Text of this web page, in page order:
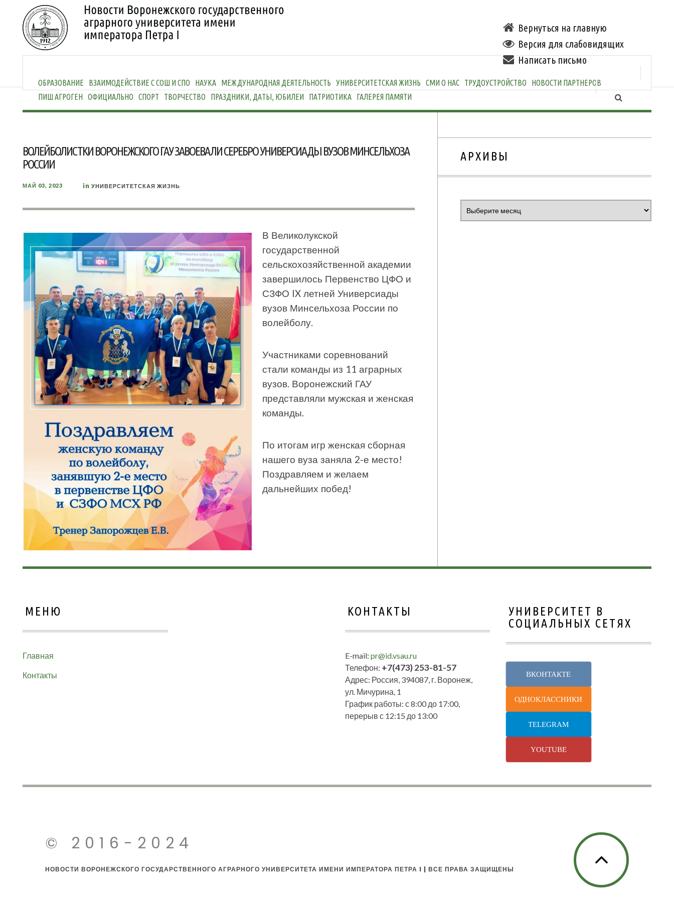
Вернуться на главную
Версия для слабовидящих
Написать письмо
ОБРАЗОВАНИЕ ВЗАИМОДЕЙСТВИЕ С СОШ И СПО НАУКА МЕЖДУНАРОДНАЯ ДЕЯТЕЛЬНОСТЬ УНИВЕРСИТЕТСКАЯ ЖИЗНЬ СМИ О НАС ТРУДОУСТРОЙСТВО
НОВОСТИ ПАРТНЕРОВ
ПИШ АГРОГЕН ОФИЦИАЛЬНО СПОРТ ТВОРЧЕСТВО ПРАЗДНИКИ, ДАТЫ, ЮБИЛЕИ ПАТРИОТИКА ГАЛЕРЕЯ ПАМЯТИ
ВОЛЕЙБОЛИСТКИ ВОРОНЕЖСКОГО ГАУ ЗАВОЕВАЛИ СЕРЕБРО УНИВЕРСИАДЫ ВУЗОВ МИНСЕЛЬХОЗА
РОССИИ
МАЙ 03, 2023 in УНИВЕРСИТЕТСКАЯ ЖИЗНЬ
В Великолукской
государственной
сельскохозяйственной академии
завершилось Первенство ЦФО и
СЗФО IX летней Универсиады
вузов Минсельхоза России по
волейболу.
Участниками соревнований
стали команды из 11 аграрных
вузов. Воронежский ГАУ
представляли мужская и женская
команды.
По итогам игр женская сборная
нашего вуза заняла 2-е место!
Поздравляем и желаем
дальнейших побед!
АРХИВЫ
МЕНЮ
Главная
Контакты
КОНТАКТЫ
E-mail: pr@id.vsau.ru
Телефон: +7(473) 253-81-57
Адрес: Россия, 394087, г. Воронеж,
ул. Мичурина, 1
График работы: с 8:00 до 17:00,
перерыв с 12:15 до 13:00
УНИВЕРСИТЕТ В
СОЦИАЛЬНЫХ СЕТЯХ
ВКОНТАКТЕ
ОДНОКЛАССНИКИ
TELEGRAM
YOUTUBE
© 2016-2024
НОВОСТИ ВОРОНЕЖСКОГО ГОСУДАРСТВЕННОГО АГРАРНОГО УНИВЕРСИТЕТА ИМЕНИ ИМПЕРАТОРА ПЕТРА I | ВСЕ ПРАВА ЗАЩИЩЕНЫ